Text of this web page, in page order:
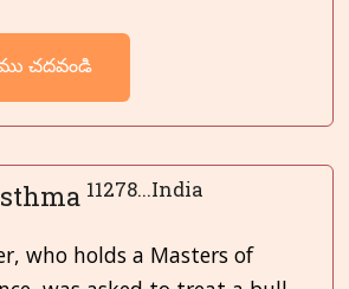
చదవండి
11278...India
who holds a Masters of